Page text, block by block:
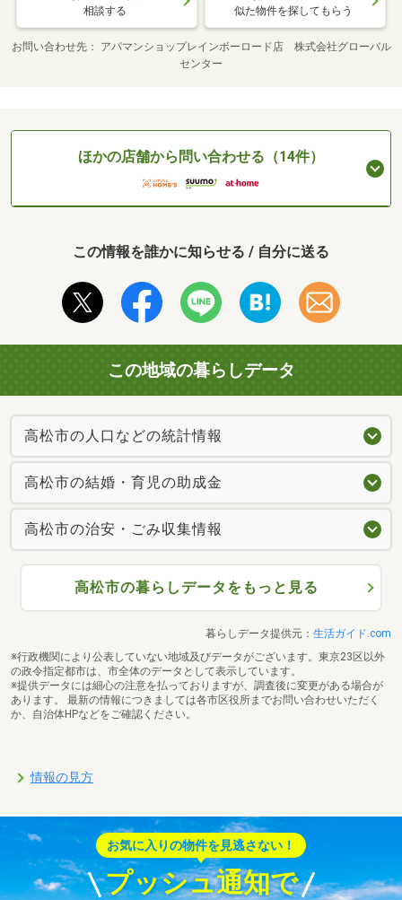
相談する 似た物件を探してもらう
お問い合わせ先
アパマンショップレインボーロード店 株式会社グローバル
センター
ほかの店舗から問い合わせる（14件）
この情報を誰かに知らせる / 自分に送る
この地域の暮らしデータ
高松市の人口などの統計情報
高松市の結婚・育児の助成金
高松市の治安・ごみ収集情報
高松市の暮らしデータをもっと見る
暮らしデータ提供元： 生活ガイド.com
※行政機関により公表していない地域及びデータがございます。東京23区以外
の政令指定都市は、市全体のデータとして表示しています。
※提供データには細心の注意を払っておりますが、調査後に変更がある場合が
あります。 最新の情報につきましては各市区役所までお問い合わせいただく
か、自治体HPなどをご確認ください。
情報の見方
お気に入りの物件を見逃さない！
プッシュ通知で